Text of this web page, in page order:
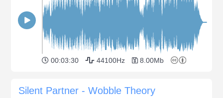
00:03:30 44100Hz 8.00Mb
Silent Partner - Wobble Theory